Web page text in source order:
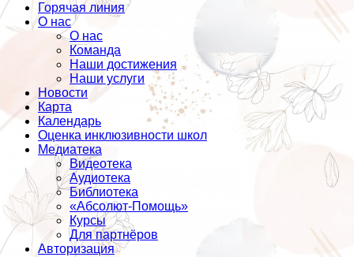
Горячая линия
О нас
О нас
Команда
Наши достижения
Наши услуги
Новости
Карта
Календарь
Оценка инклюзивности школ
Медиатека
Видеотека
Аудиотека
Библиотека
«Абсолют-Помощь»
Курсы
Для партнёров
Авторизация